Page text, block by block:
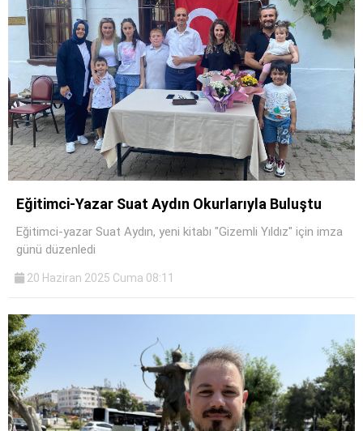
Eğitimci-Yazar Suat Aydın Okurlarıyla Buluştu
Eğitimci-yazar Suat Aydın, yeni kitabı "Gizemli Yıldız" için imza
günü düzenledi
20 Haziran 2025 Cuma 08:11